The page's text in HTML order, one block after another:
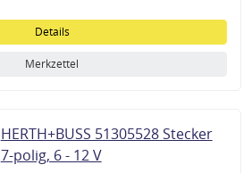
Details
Merkzettel
HERTH+BUSS 51305528 Stecker
7-polig, 6 - 12 V